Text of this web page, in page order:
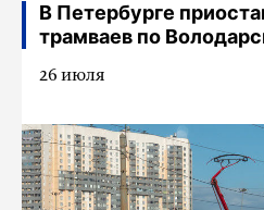
В Петербурге
трамваев по
26 июля